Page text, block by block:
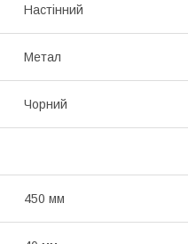
Настінний
Метал
Чорний
450 мм